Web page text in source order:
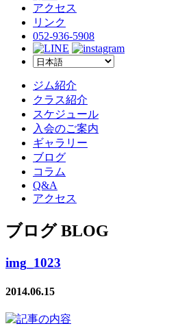
アクセス
リンク
052-936-5908
ジム紹介
クラス紹介
スケジュール
入会のご案内
ギャラリー
ブログ
コラム
Q&A
アクセス
ブログ BLOG
img_1023
2014.06.15